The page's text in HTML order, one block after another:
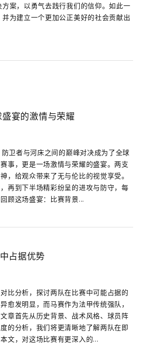
案，以勇气去践行我们的信仰。如此一
为建立一个更加公正美好的社会贡献出
宴的激情与荣耀
卫者与河床之间的巅峰对决成为了全球
事，更是一场激情与荣耀的盛宴。两支
，给观众带来了无与伦比的视觉享受。
再到下半场精彩纷呈的进攻与防守，每
顾这场盛宴：比赛背景...
占据优势
比分析，探讨两队在比赛中可能占据的
愈发明显，而马赛作为法甲传统强队，
章首先从历史背景、战术风格、球员阵
的分析，我们将更清晰地了解两队在即
文，对这场比赛有更深入的...